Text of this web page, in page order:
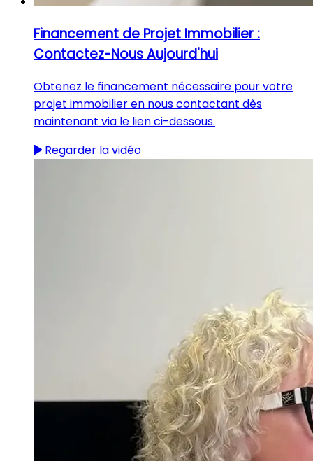
Financement de Projet Immobilier :
Contactez-Nous Aujourd'hui
Obtenez le financement nécessaire pour votre
projet immobilier en nous contactant dès
maintenant via le lien ci-dessous.
Regarder la vidéo